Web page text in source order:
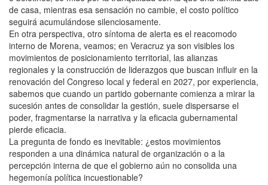
de casa, mientras esa sensación no cambie, el costo político
seguirá acumulándose silenciosamente.
En otra perspectiva, otro síntoma de alerta es el reacomodo
interno de Morena, veamos; en Veracruz ya son visibles los
movimientos de posicionamiento territorial, las alianzas
regionales y la construcción de liderazgos que buscan influir en la
renovación del Congreso local y federal en 2027, por experiencia,
sabemos que cuando un partido gobernante comienza a mirar la
sucesión antes de consolidar la gestión, suele dispersarse el
poder, fragmentarse la narrativa y la eficacia gubernamental
pierde eficacia.
La pregunta de fondo es inevitable: ¿estos movimientos
responden a una dinámica natural de organización o a la
percepción interna de que el gobierno aún no consolida una
hegemonía política incuestionable?